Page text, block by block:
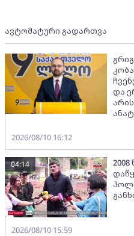
ავტომატური გადართვა
და
2026/08/10 16:12
04:14
2026/08/10 15:59